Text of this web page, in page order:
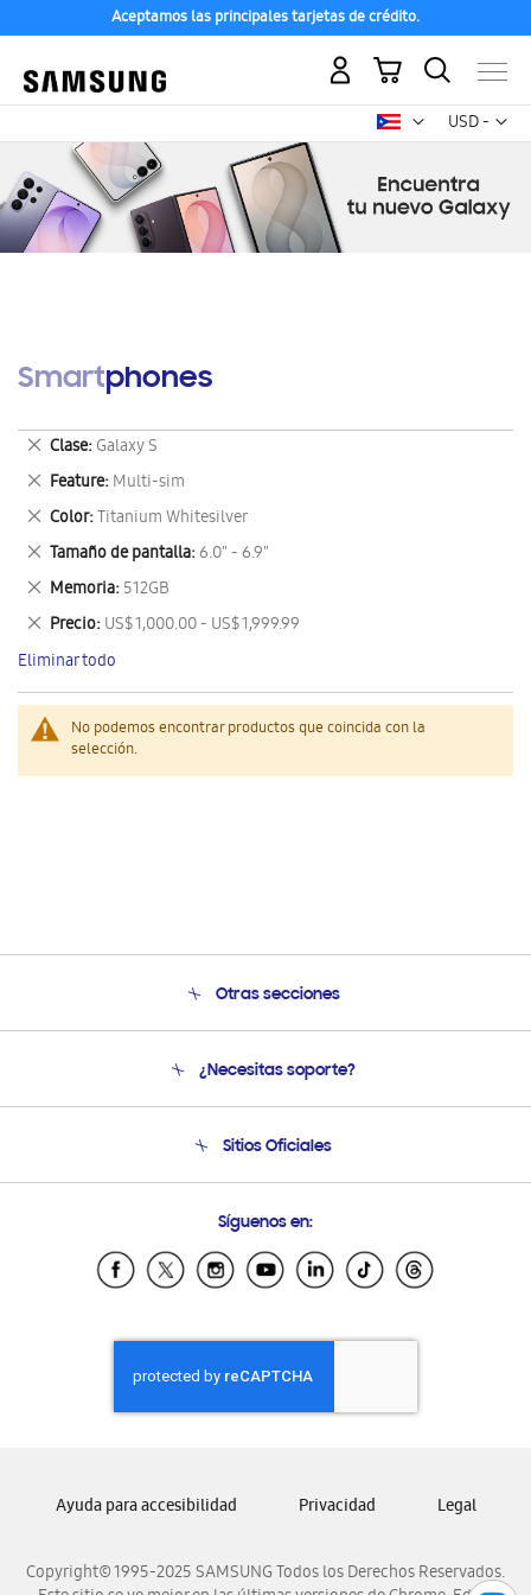
Aceptamos las principales tarjetas de crédito.
USD -
dólar
Mi carrito
Smartphones
No podemos encontrar productos que coincida con la
selección.
Clase Galaxy S
Eliminar
este
artículo
Feature Multi-sim
Eliminar
este
artículo
Color Titanium Whitesilver
Eliminar
este
artículo
Tamaño de pantalla 6.0" - 6.9"
Eliminar
este
artículo
Memoria 512GB
Eliminar
este
artículo
Precio US$ 1,000.00 - US$ 1,999.99
Eliminar
este
artículo
Eliminar todo
Otras secciones
Soporte
Condiciones de Compra
¿Necesitas soporte?
Soporte vía eMail
Sitios Oficiales
Samsung Ecuador
Samsung El Salvador
Samsung Honduras
Samsung Nicaragua
Samsung Panamá
Samsung Venezuela
Síguenos en:
Copyright© 1995-2025 SAMSUNG Todos los Derechos Reservados.
Ayuda para accesibilidad Privacidad Legal